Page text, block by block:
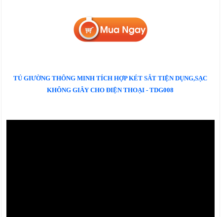
TỦ GIƯỜNG THÔNG MINH TÍCH HỢP KÉT SẮT TIỆN DỤNG,SẠC
KHÔNG GIÂY CHO ĐIỆN THOẠI - TDG008